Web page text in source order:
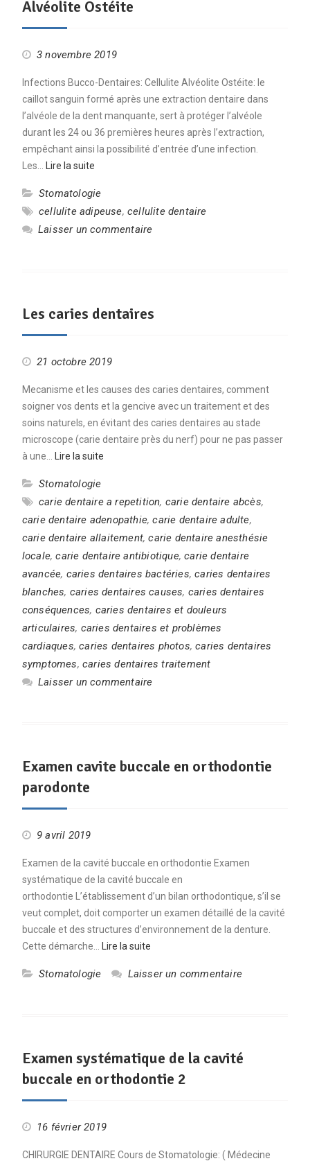
Alvéolite Ostéite
3 novembre 2019
Infections Bucco-Dentaires: Cellulite Alvéolite Ostéite: le
caillot sanguin formé après une extraction dentaire dans
l’alvéole de la dent manquante, sert à protéger l’alvéole
durant les 24 ou 36 premières heures après l’extraction,
empêchant ainsi la possibilité d’entrée d’une infection.
Les…
Lire la suite
Stomatologie
cellulite adipeuse, cellulite dentaire
Laisser un commentaire
Les caries dentaires
21 octobre 2019
Mecanisme et les causes des caries dentaires, comment
soigner vos dents et la gencive avec un traitement et des
soins naturels, en évitant des caries dentaires au stade
microscope (carie dentaire près du nerf) pour ne pas passer
à une…
Lire la suite
Stomatologie
carie dentaire a repetition, carie dentaire abcès,
carie dentaire adenopathie,carie dentaire adulte,
carie dentaire allaitement,carie dentaire anesthésie
locale,carie dentaire antibiotique,carie dentaire
avancée, caries dentaires bactéries,caries dentaires
blanches, caries dentaires causes, caries dentaires
conséquences, caries dentaires et douleurs
articulaires, caries dentaires et problèmes
cardiaques,caries dentaires photos,caries dentaires
symptomes, caries dentaires traitement
Laisser un commentaire
Examen cavite buccale en orthodontie
parodonte
9 avril 2019
Examen de la cavité buccale en orthodontie Examen
systématique de la cavité buccale en
orthodontie L’établissement d’un bilan orthodontique, s’il se
veut complet, doit comporter un examen détaillé de la cavité
buccale et des structures d’environnement de la denture.
Cette démarche…
Lire la suite
Stomatologie Laisser un commentaire
Examen systématique de la cavité
buccale en orthodontie 2
16 février 2019
CHIRURGIE DENTAIRE Cours de Stomatologie: ( Médecine